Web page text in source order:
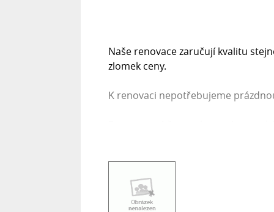
Naše renovace zaručují kvalitu
zlomek ceny.
K renovaci nepotřebujeme
Lexmark X792de
Lexmark X792dte